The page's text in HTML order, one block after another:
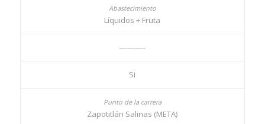
Líquidos + Fruta
———–
Si
Zapotitlán Salinas (META)